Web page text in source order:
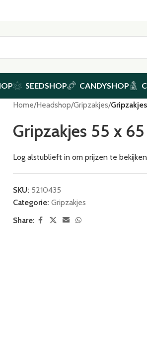
SEEDSHOP CANDYSHOP
Home/Headshop/Gripzakjes/
Gripzakjes 55 x
Log alstublieft in om prijzen te
SKU: 5210435
Categorie: Gripzakjes
Share: